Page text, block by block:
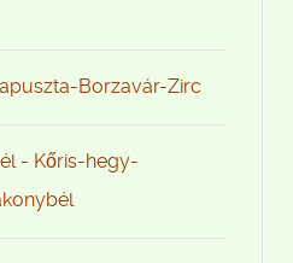
Borzavár-Zirc
- Kőris-hegy-